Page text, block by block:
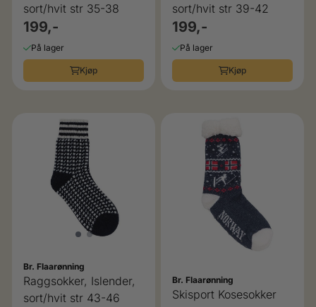
sort/hvit str 35-38
199,-
På lager
Kjøp
sort/hvit str 39-42
199,-
På lager
Kjøp
Br. Flaarønning
Raggsokker, Islender,
sort/hvit str 43-46
Br. Flaarønning
Skisport Kosesokker